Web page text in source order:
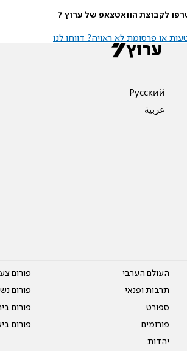
לקבוצת הוואטצאפ של ערוץ 7
או פרסומת לא ראויה? דווחו לנו
Pусский
عربية
העולם הערבי
תרבות ופנאי
ספורט
פורומים
יהדות
פורום
פורום
פורום
פורום